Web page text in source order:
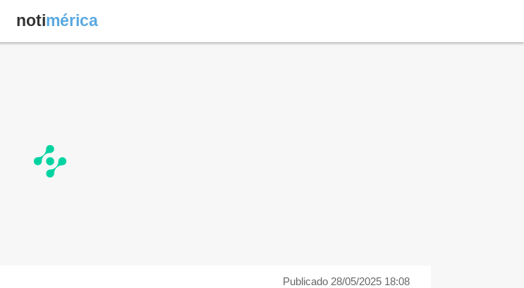
notimérica
Publicado 28/05/2025 18:08